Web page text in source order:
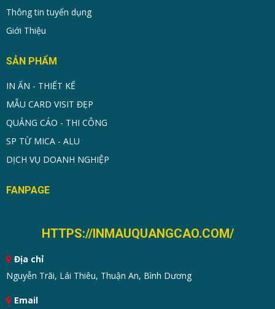
Thông tin tuyển dụng
Giới Thiệu
SẢN PHẨM
IN ẤN - THIẾT KẾ
MẪU CARD VISIT ĐẸP
QUẢNG CÁO - THI CÔNG
SP TỪ MICA - ALU
DỊCH VỤ DOANH NGHIỆP
FANPAGE
HTTPS://INMAUQUANGCAO.COM/
Địa chỉ
Nguyễn Trãi, Lái Thiêu, Thuận An, Bình Dương
Email